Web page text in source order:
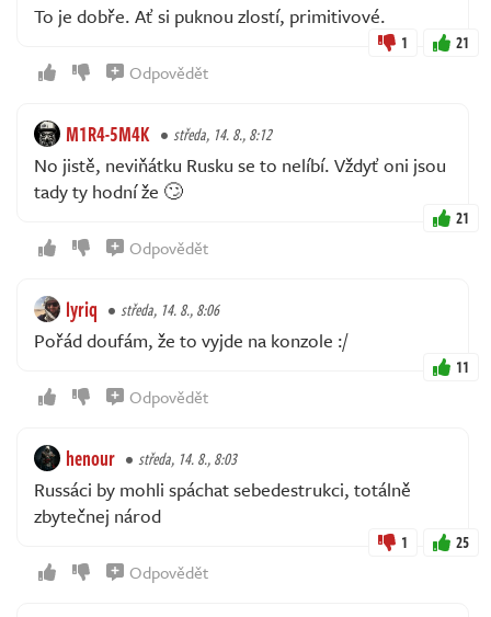
To je dobře. Ať si puknou zlostí, primitivové.
1 21
Odpovědět
M1R4-5M4K středa, 14. 8., 8:12
No jistě, neviňátku Rusku se to nelíbí. Vždyť oni jsou
tady ty hodní že 🙄
21
Odpovědět
lyriq středa, 14. 8., 8:06
Pořád doufám, že to vyjde na konzole :/
11
Odpovědět
henour středa, 14. 8., 8:03
Russáci by mohli spáchat sebedestrukci, totálně
zbytečnej národ
1 25
Odpovědět